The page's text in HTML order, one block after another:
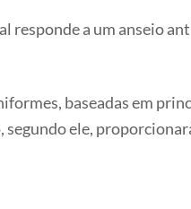
a um anseio
baseadas em
ele,